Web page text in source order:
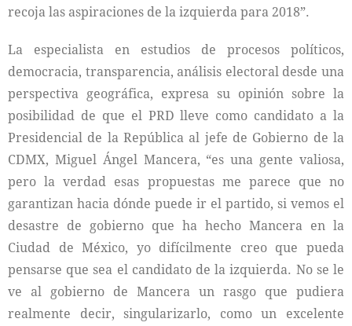
recoja las aspiraciones de la izquierda para 2018”.
La especialista en estudios de procesos políticos,
democracia, transparencia, análisis electoral desde una
perspectiva geográfica, expresa su opinión sobre la
posibilidad de que el PRD lleve como candidato a la
Presidencial de la República al jefe de Gobierno de la
CDMX, Miguel Ángel Mancera, “es una gente valiosa,
pero la verdad esas propuestas me parece que no
garantizan hacia dónde puede ir el partido, si vemos el
desastre de gobierno que ha hecho Mancera en la
Ciudad de México, yo difícilmente creo que pueda
pensarse que sea el candidato de la izquierda. No se le
ve al gobierno de Mancera un rasgo que pudiera
realmente decir, singularizarlo, como un excelente